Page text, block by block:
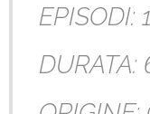
EPISODI: